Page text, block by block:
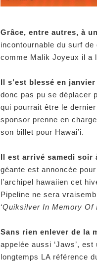
Grâce, entre autres, à
incontournable du surf
comme Malik Joyeux il a
Il s’est blessé en janvier
donc pas pu se déplacer
qui pourrait être le
sponsor prenne en
son billet pour Hawai’i.
Il est arrivé samedi soir
géante est annoncée
l’archipel hawaiien cet
Pipeline ne sera
‘Quiksilver In Memory Of
Sans rien enlever de la
appelée aussi ‘Jaws’,
longtemps LA référence